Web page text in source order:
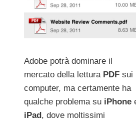
Adobe potrà dominare il
mercato della lettura PDFsui
computer, ma certamente ha
qualche problema suiPhone
iPad, dove moltissimi